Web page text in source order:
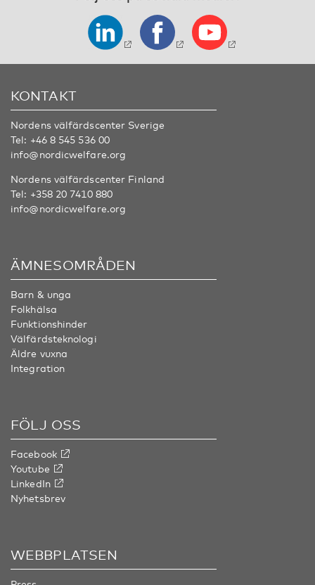
KONTAKT
Nordens välfärdscenter Sverige
Tel: +46 8 545 536 00
info@nordicwelfare.org
Nordens välfärdscenter Finland
Tel: +358 20 7410 880
info@nordicwelfare.org
ÄMNESOMRÅDEN
Barn & unga
Folkhälsa
Funktionshinder
Välfärdsteknologi
Äldre vuxna
Integration
FÖLJ OSS
Facebook
Youtube
LinkedIn
Nyhetsbrev
WEBBPLATSEN